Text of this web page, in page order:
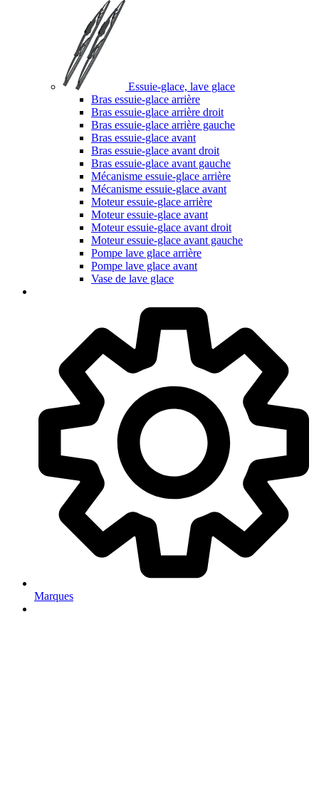
Essuie-glace, lave glace
Bras essuie-glace arrière
Bras essuie-glace arrière droit
Bras essuie-glace arrière gauche
Bras essuie-glace avant
Bras essuie-glace avant droit
Bras essuie-glace avant gauche
Mécanisme essuie-glace arrière
Mécanisme essuie-glace avant
Moteur essuie-glace arrière
Moteur essuie-glace avant
Moteur essuie-glace avant droit
Moteur essuie-glace avant gauche
Pompe lave glace arrière
Pompe lave glace avant
Vase de lave glace
Marques